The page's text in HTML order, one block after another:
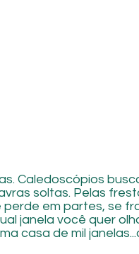
Caledoscópios
soltas. Pelas
em partes, se
janela você quer
casa de mil